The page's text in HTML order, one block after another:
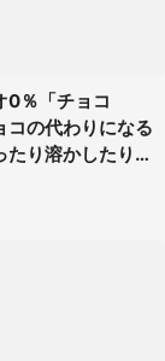
0％「チョコ
コの代わりになる
り溶かしたりし